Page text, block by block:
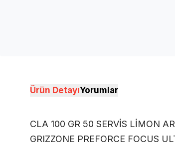
Ürün DetayıYorumlar
CLA 100 GR 50 SERVİS LİMON
GRIZZONE PREFORCE FOCUS